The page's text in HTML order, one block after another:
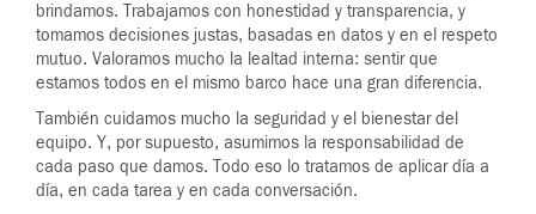
brindamos. Trabajamos con honestidad y transparencia, y
tomamos decisiones justas, basadas en datos y en el respeto
mutuo. Valoramos mucho la lealtad interna: sentir que
estamos todos en el mismo barco hace una gran diferencia.
También cuidamos mucho la seguridad y el bienestar del
equipo. Y, por supuesto, asumimos la responsabilidad de
cada paso que damos. Todo eso lo tratamos de aplicar día a
día, en cada tarea y en cada conversación.